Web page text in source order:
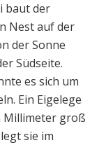
baut der
Nest auf der
der Sonne
Südseite.
es sich um
Ein Eigelege
Millimeter groß
sie im